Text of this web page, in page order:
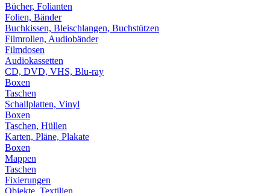
Bücher, Folianten
Folien, Bänder
Buchkissen, Bleischlangen, Buchstützen
Filmrollen, Audiobänder
Filmdosen
Audiokassetten
CD, DVD, VHS, Blu-ray
Boxen
Taschen
Schallplatten, Vinyl
Boxen
Taschen, Hüllen
Karten, Pläne, Plakate
Boxen
Mappen
Taschen
Fixierungen
Objekte, Textilien